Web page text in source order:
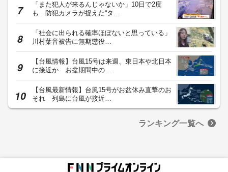
「また犯人が来るんじゃないか」10日で2度
も…防犯カメラが捉えた“タ…
「社会に出られる確率ほぼないと思っている」
川村葉音被告に無期懲役…
【台風情報】台風15号は来週、東日本や北日本
に接近か お盆期間中の…
【台風最新情報】台風15号がお盆休み直撃のお
それ 列島に台風が接近…
ランキング一覧へ